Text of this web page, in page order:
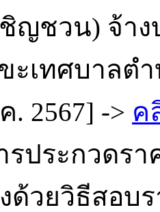
ญชวน) จ้า
ะเทศบาลตำ
. 2567] -> ค
รประกวดรา
ด้วยวิธีสอบ